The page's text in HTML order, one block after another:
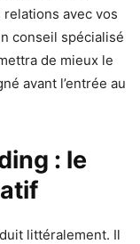
relations avec vos
conseil spécialisé
de mieux le
avant l’entrée au
: le
littéralement. Il